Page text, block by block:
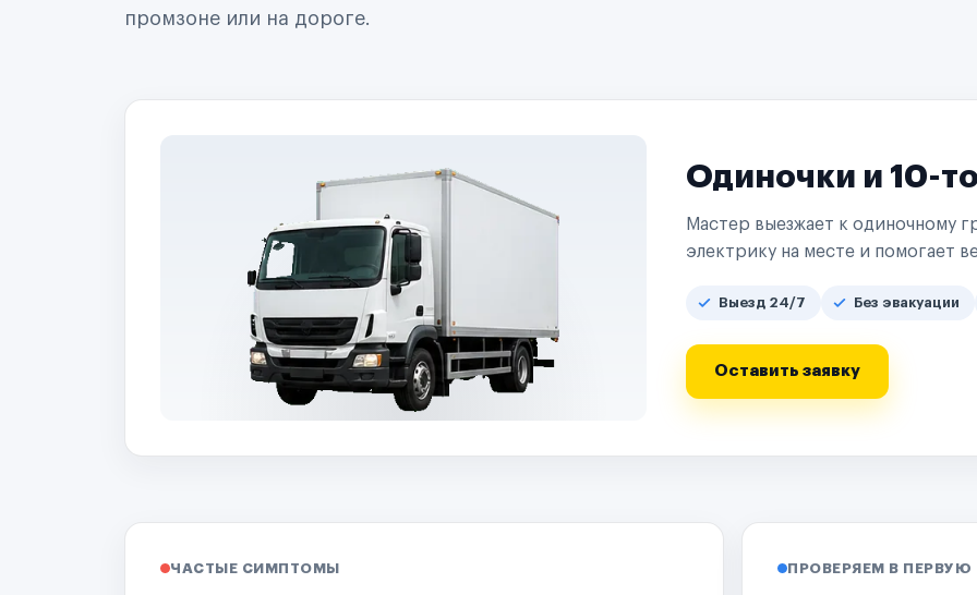
промзоне или на дороге.
Одиночки и 10-
Мастер выезжает к одиночному
электрику на месте и помогает
Выезд 24/7 Без эвакуации
Оставить заявку
ЧАСТЫЕ СИМПТОМЫ ПРОВЕРЯЕМ В ПЕРВУЮ